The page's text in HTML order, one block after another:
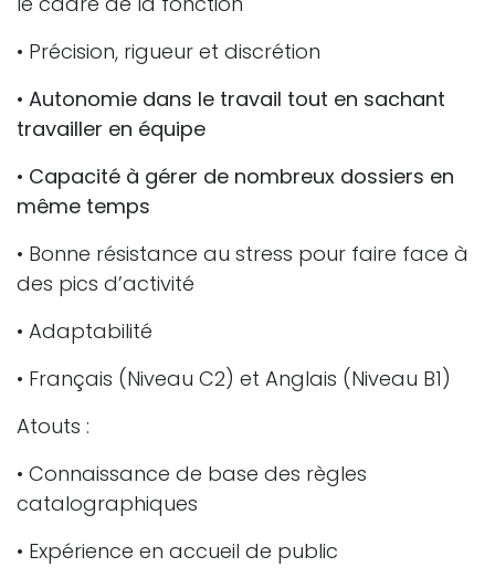
• Précision, rigueur et discrétion
• Autonomie dans le travail tout en sachant
travailler en équipe
• Capacité à gérer de nombreux dossiers en
même temps
• Bonne résistance au stress pour faire face à
des pics d’activité
• Adaptabilité
• Français (Niveau C2) et Anglais (Niveau B1)
Atouts :
• Connaissance de base des règles
catalographiques
• Expérience en accueil de public